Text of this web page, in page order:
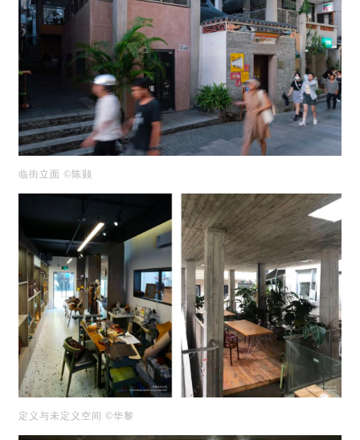
临街立面 ©陈颢
定义与未定义空间 ©华黎